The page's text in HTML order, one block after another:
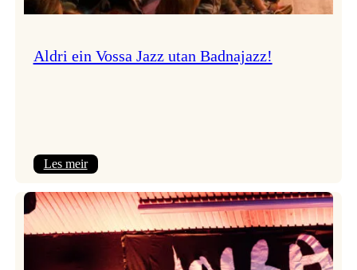
Aldri ein Vossa Jazz utan Badnajazz!
Les meir:
ein
Jazz